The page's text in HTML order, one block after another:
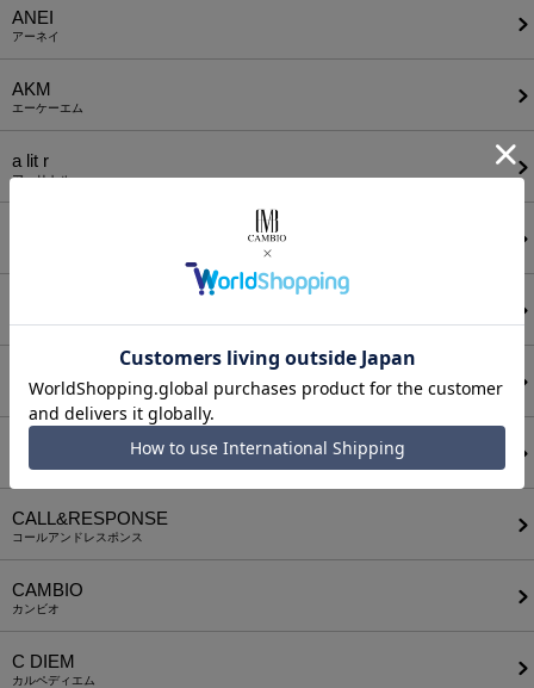
ANEI
アーネイ
AKM
エーケーエム
a lit r
ア リトル
アタッチメント
アウィナイト
ボディソング
CALL&RESPONSE
コールアンドレスポンス
CAMBIO
カンビオ
C DIEM
カルペディエム